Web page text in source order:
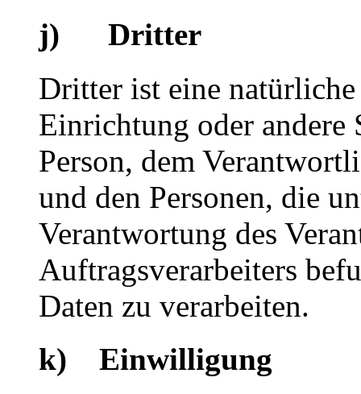
j) Dritter
Dritter ist eine
Einrichtung oder andere
Person, dem
und den Personen, die
Verantwortung des
Auftragsverarbeiters
Daten zu verarbeiten.
k) Einwilligung